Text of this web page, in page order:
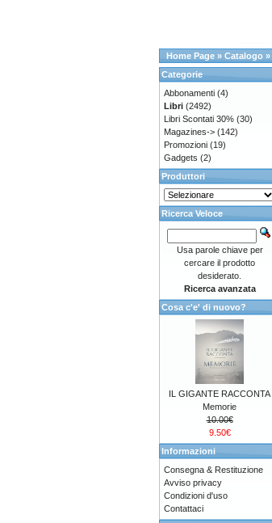
Home Page » Catalogo »
Categorie
Abbonamenti (4)
Libri (2492)
Libri Scontati 30% (30)
Magazines-> (142)
Promozioni (19)
Gadgets (2)
Produttori
Ricerca Veloce
Usa parole chiave per
cercare il prodotto
desiderato.
Ricerca avanzata
Cosa c'e' di nuovo?
IL GIGANTE RACCONTA
Memorie
10.00€
9.50€
Informazioni
Consegna & Restituzione
Avviso privacy
Condizioni d'uso
Contattaci